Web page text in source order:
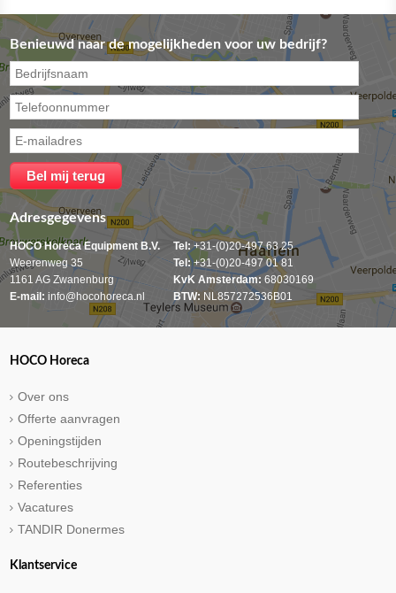
Benieuwd naar de mogelijkheden voor uw bedrijf?
Adresgegevens
HOCO Horeca Equipment B.V.
Weerenweg 35
1161 AG Zwanenburg
E-mail: info@hocohoreca.nl
Tel:+31-(0)20-497 63 25
Tel:+31-(0)20-497 01 81
KvK Amsterdam: 68030169
BTW: NL857272536B01
HOCO Horeca
Over ons
Offerte aanvragen
Openingstijden
Routebeschrijving
Referenties
Vacatures
TANDIR Donermes
Klantservice